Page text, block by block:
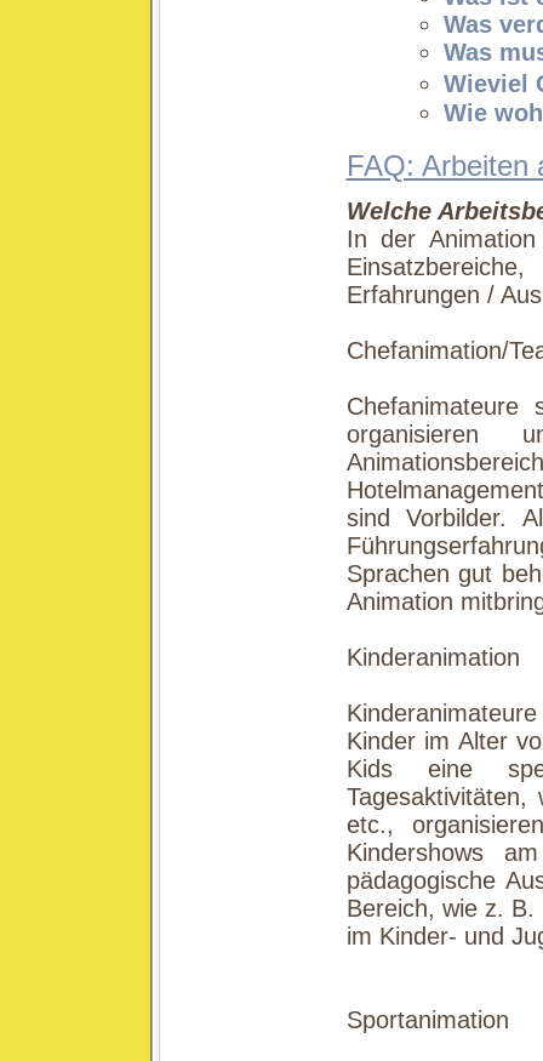
Was
Was
Wieviel
Wie
FAQ: Arbeiten
Welche
In der
Erfahrungen /
Chefanimation/
organisieren
sind Vorbilder.
Sprachen gut
Animation
Kinderanimation
Kinder im Alter
Kids eine
etc.,
Kindershows
pädagogische
Bereich, wie z.
im Kinder- und
Sportanimation